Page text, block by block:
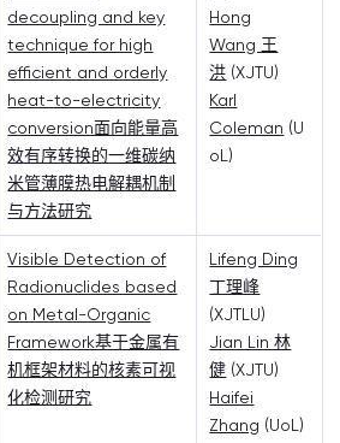
decoupling and key
technique for high
efficient and orderly
heat-to-electricity
conversion面向能量高
效有序转换的一维碳纳
米管薄膜热电解耦机制
与方法研究
Hong
Wang 王
洪 (XJTU)
Karl
Coleman (U
oL)
Visible Detection of
Radionuclides based
on Metal-Organic
Framework基于金属有
机框架材料的核素可视
化检测研究
Lifeng Ding
丁理峰
(XJTLU)
Jian Lin 林
健 (XJTU)
Haifei
Zhang (UoL)